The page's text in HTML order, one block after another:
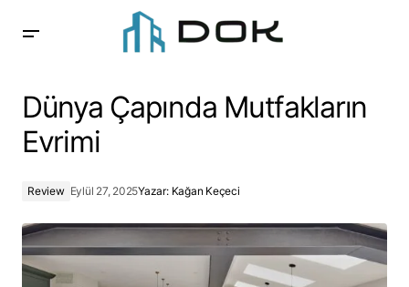
Dünya Çapında Mutfakların
Evrimi
Review Eylül 27, 2025Yazar: Kağan Keçeci